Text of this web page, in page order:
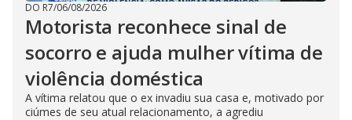
DO R7/06/08/2026
Motorista reconhece sinal de
socorro e ajuda mulher vítima de
violência doméstica
A vítima relatou que o ex invadiu sua casa e, motivado por
ciúmes de seu atual relacionamento, a agrediu